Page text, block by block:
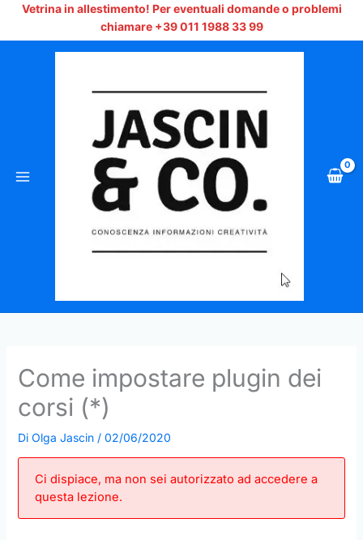
contenuto
Vetrina in allestimento! Per eventuali domande o problemi
chiamare +39 011 1988 33 99
Come impostare plugin dei
corsi (*)
Di Olga Jascin / 02/06/2020
Ci dispiace, ma non sei autorizzato ad accedere a
questa lezione.